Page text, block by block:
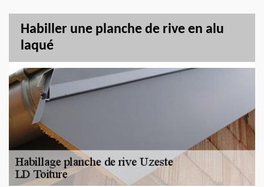
Habiller une planche de rive en alu
laqué